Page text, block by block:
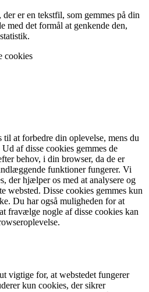
er en tekstfil, som gemmes på din
med det formål at genkende den,
cookies
at forbedre din oplevelse, mens du
af disse cookies gemmes de
behov, i din browser, da de er
funktioner fungerer. Vi
der hjælper os med at analysere og
websted. Disse cookies gemmes kun
Du har også muligheden for at
fravælge nogle af disse cookies kan
vigtige for, at webstedet fungerer
kun cookies, der sikrer